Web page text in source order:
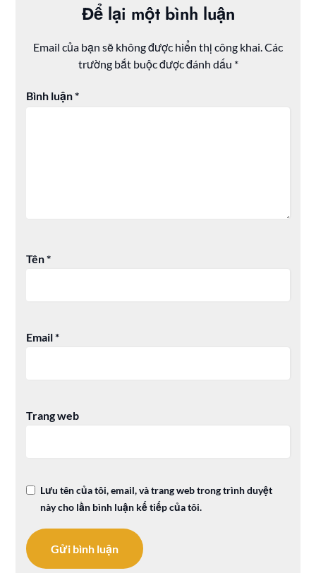
Để lại một bình luận
Email của bạn sẽ không được hiển thị công khai. Các
trường bắt buộc được đánh dấu *
Bình luận*
Tên*
Email*
Trang web
Lưu tên của tôi, email, và trang web trong trình duyệt
này cho lần bình luận kế tiếp của tôi.